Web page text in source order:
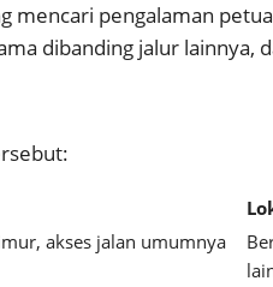
mencari pengalaman
dibanding jalur lainnya,
akses jalan umumnya